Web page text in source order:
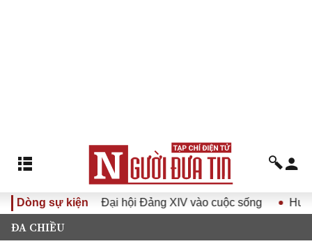
Dòng sự kiện
Nghị quyết Đại hội Đảng XIV vào cuộc sống Hướng tới
ĐA CHIỀU